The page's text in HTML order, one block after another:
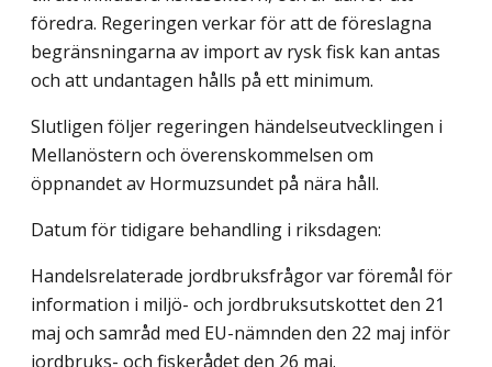
föredra. Regeringen verkar för att de föreslagna
begränsningarna av import av rysk fisk kan antas
och att undantagen hålls på ett minimum.
Slutligen följer regeringen händelseutvecklingen i
Mellanöstern och överenskommelsen om
öppnandet av Hormuzsundet på nära håll.
Datum för tidigare behandling i riksdagen:
Handelsrelaterade jordbruksfrågor var föremål för
information i miljö- och jordbruksutskottet den 21
maj och samråd med EU-nämnden den 22 maj inför
jordbruks- och fiskerådet den 26 maj.